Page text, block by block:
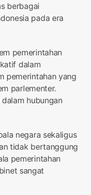
berbagai
pada era
pemerintahan
dalam
pemerintahan yang
parlementer.
hubungan
negara sekaligus
tidak bertanggung
pemerintahan
sangat